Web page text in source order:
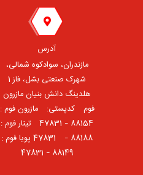
آدرس
مازندران، سوادکوه شمالی،
شهرک صنعتی بشل، فاز 1
هلدینگ دانش بنیان مازرون
فوم ⠀کدپستی: ⠀مازرون فوم :
88154 – 47831 ⠀تینار فوم :
88188 – 47831⠀ پویا فوم :
88149 – 47831